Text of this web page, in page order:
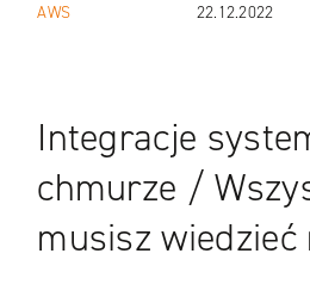
AWS 22.12.2022
Integracje
chmurze /
musisz